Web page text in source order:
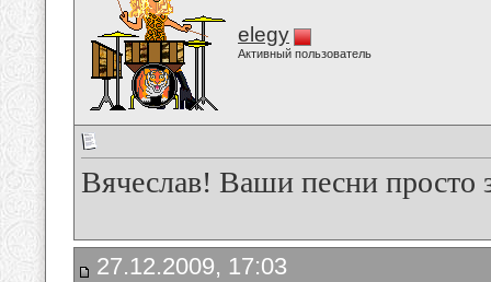
elegy
Активный пользователь
Вячеслав! Ваши песни просто
27.12.2009, 17:03